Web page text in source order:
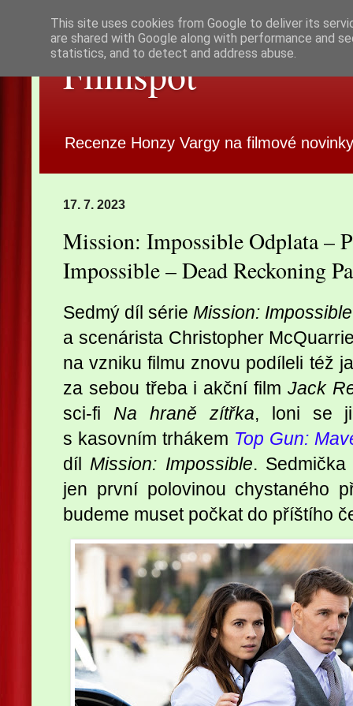
Filmspot
Recenze Honzy Vargy na filmové
17. 7. 2023
Mission: Impossible Odplata –
Impossible – Dead Reckoning
Sedmý díl série Mission: Impossible
a scenárista Christopher
na vzniku filmu znovu podíleli též
za sebou třeba i akční film Jack
sci-fi Na hraně zítřka, loni se
s kasovním trhákem Top Gun:
díl Mission: Impossible.
jen první polovinou chystaného
budeme muset počkat do příštího
This site uses cookies from Google to deliver its
are shared with Google along with performance and
statistics, and to detect and address abuse.